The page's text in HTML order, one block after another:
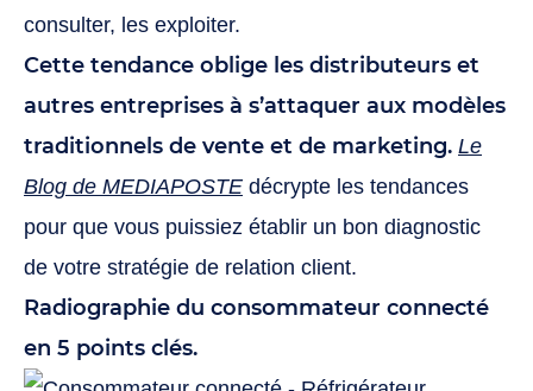
consulter, les exploiter.
Cette tendance oblige les distributeurs et
autres entreprises à s’attaquer aux modèles
traditionnels de vente et de marketing. Le
Blog de MEDIAPOSTE décrypte les tendances
pour que vous puissiez établir un bon diagnostic
de votre stratégie de relation client.
Radiographie du consommateur connecté
en 5 points clés.